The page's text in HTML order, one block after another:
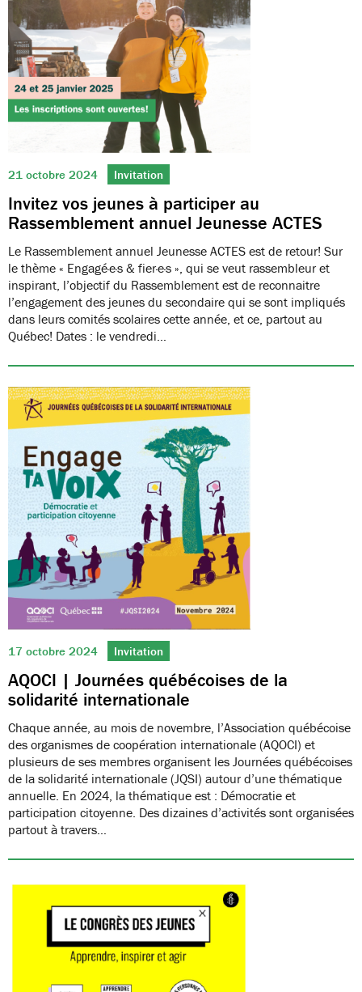
21 octobre 2024 Invitation
Invitez vos jeunes à participer au
Rassemblement annuel Jeunesse ACTES
Le Rassemblement annuel Jeunesse ACTES est de retour! Sur
le thème « Engagé·e·s & fier·e·s », qui se veut rassembleur et
inspirant, l’objectif du Rassemblement est de reconnaitre
l’engagement des jeunes du secondaire qui se sont impliqués
dans leurs comités scolaires cette année, et ce, partout au
Québec! Dates : le vendredi…
17 octobre 2024 Invitation
AQOCI | Journées québécoises de la
solidarité internationale
Chaque année, au mois de novembre, l’Association québécoise
des organismes de coopération internationale (AQOCI) et
plusieurs de ses membres organisent les Journées québécoises
de la solidarité internationale (JQSI) autour d’une thématique
annuelle. En 2024, la thématique est : Démocratie et
participation citoyenne. Des dizaines d’activités sont organisées
partout à travers…